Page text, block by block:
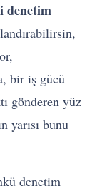
denetim
bir iş gücü
gönderen yüz
yarısı bunu
denetim